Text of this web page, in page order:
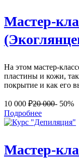
Мастер-
На этом мастер-
пластины и кожи,
покрытие и как его
10 000 ₽20 000- 50%
Подробнее
Мастер-